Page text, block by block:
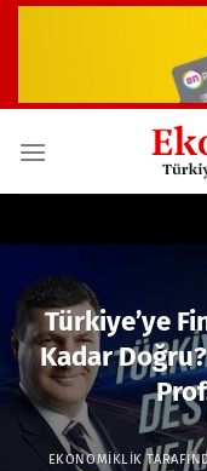
Türkiye’ye
Kadar
EKONOMIKLIK